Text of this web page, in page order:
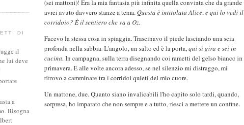
(sei mattoni)! Era la mia fantasia più infinita quella convinta che da grande
avrei avuto davvero stanze a tema.Questa è intitolata Alice,e qui lo vedi il
corridoio? È il sentiero che va a Oz.
Facevo la stessa cosa in spiaggia. Trascinavo il piede lasciando una scia
profonda nella sabbia. L'angolo, un salto ed è la porta,qui si gira e sei in
cucina. In campagna, sulla terra disegnando coi rametti del gelso bianco in
primavera. E alle volte ancora adesso, se nel silenzio mi distraggo, mi
ritrovo a camminare tra i corridoi quieti del mio cuore.
Un mattone, due. Quanto siano invalicabili l'ho capito solo tardi, quando,
sorpresa, ho imparato che non sempre e a tutto, riesci a mettere un confine.
DI
il
lui deve
a
Bisogna